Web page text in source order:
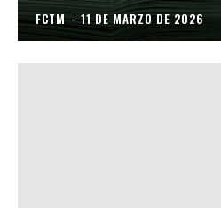
FCTM - 11 DE MARZO DE 2026